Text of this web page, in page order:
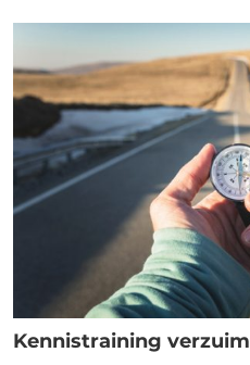
Kennistraining verzuim